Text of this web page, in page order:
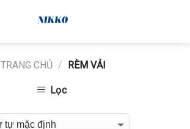
TRANG CHỦ / RÈM VẢI
Lọc